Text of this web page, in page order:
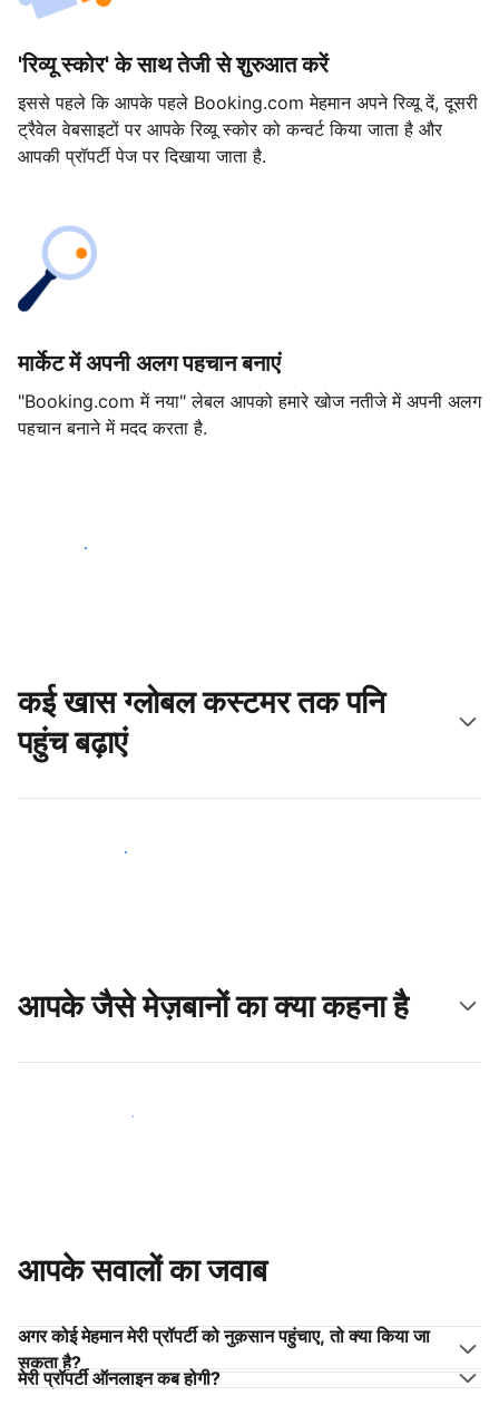
'रिव्यू स्कोर' के साथ तेजी से शुरुआत करें
इससे पहले कि आपके पहले Booking.com मेहमान अपने रिव्यू दें, दूसरी
ट्रैवेल वेबसाइटों पर आपके रिव्यू स्कोर को कन्वर्ट किया जाता है और
आपकी प्रॉपर्टी पेज पर दिखाया जाता है.
मार्केट में अपनी अलग पहचान बनाएं
"Booking.com में नया" लेबल आपको हमारे खोज नतीजे में अपनी अलग
पहचान बनाने में मदद करता है.
आज ही शुरू करें
कई खास ग्लोबल कस्टमर तक पनि
पहुंच बढ़ाएं
आज ही नए मेहमानों तक पहुंचें
आपके जैसे मेज़बानों का क्या कहना है
अपने जैसे मेज़बानों के साथ जुड़ें
आपके सवालों का जवाब
अगर कोई मेहमान मेरी प्रॉपर्टी को नुक़सान पहुंचाए, तो क्या किया जा
सकता है?
मेरी प्रॉपर्टी ऑनलाइन कब होगी?